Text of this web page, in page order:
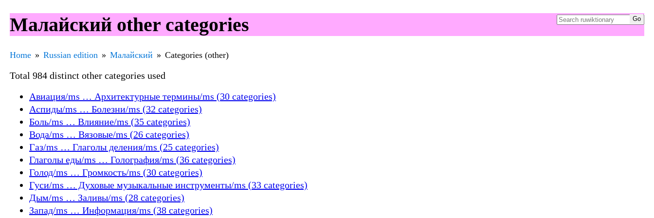
Малайский other categories
Home Russian edition Малайский Categories (other)
Total 984 distinct other categories used
Авиация/ms … Архитектурные термины/ms (30 categories)
Аспиды/ms … Болезни/ms (32 categories)
Боль/ms … Влияние/ms (35 categories)
Вода/ms … Вязовые/ms (26 categories)
Газ/ms … Глаголы деления/ms (25 categories)
Глаголы еды/ms … Голография/ms (36 categories)
Голод/ms … Громкость/ms (30 categories)
Гуси/ms … Духовые музыкальные инструменты/ms (33 categories)
Дым/ms … Заливы/ms (28 categories)
Запад/ms … Информация/ms (38 categories)